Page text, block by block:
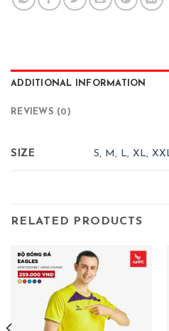
ADDITIONAL INFORMATION
REVIEWS (0)
SIZE S, M, L,XL,
RELATED PRODUCTS